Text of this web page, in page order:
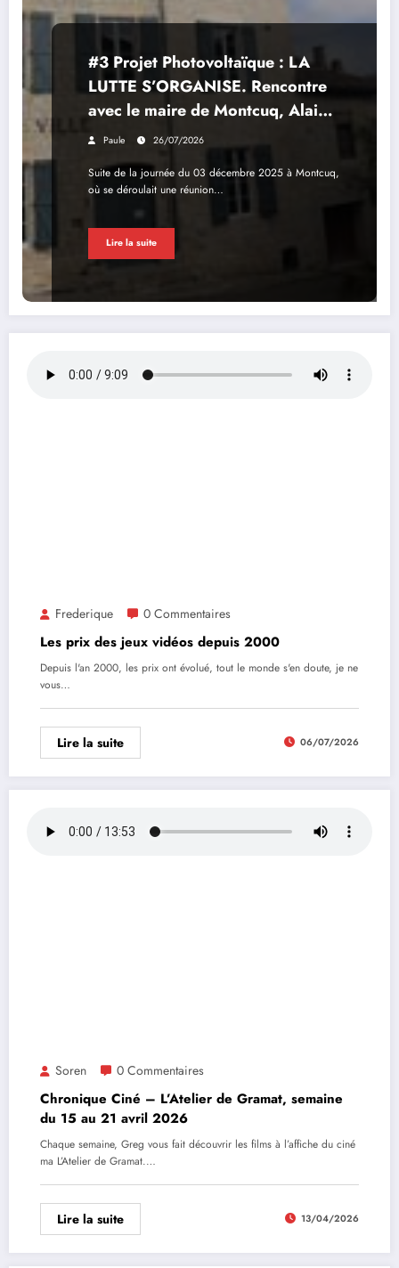
#3 Projet Photovoltaïque : LA
LUTTE S’ORGANISE. Rencontre
avec le maire de Montcuq, Alain
Lalabarde.
Paule 26/07/2026
Suite de la journée du 03 décembre 2025 à Montcuq,
où se déroulait une réunion…
Lire la suite
Frederique 0 Commentaires
Les prix des jeux vidéos depuis 2000
Depuis l'an 2000, les prix ont évolué, tout le monde s'en doute, je ne
vous…
Lire la suite 06/07/2026
Soren 0 Commentaires
Chronique Ciné – L’Atelier de Gramat, semaine
du 15 au 21 avril 2026
Chaque semaine, Greg vous fait découvrir les films à l’affiche du ciné
ma L’Atelier de Gramat.…
Lire la suite 13/04/2026